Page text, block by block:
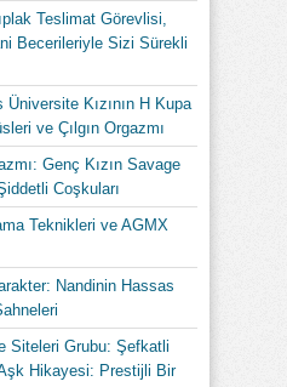
Teslimat Görevlisi,
Becerileriyle Sizi Sürekli
Kızının H Kupa
ve Çılgın Orgazmı
Genç Kızın Savage
Coşkuları
Teknikleri ve AGMX
Nandinin Hassas
Siteleri Grubu: Şefkatli
Hikayesi: Prestijli Bir